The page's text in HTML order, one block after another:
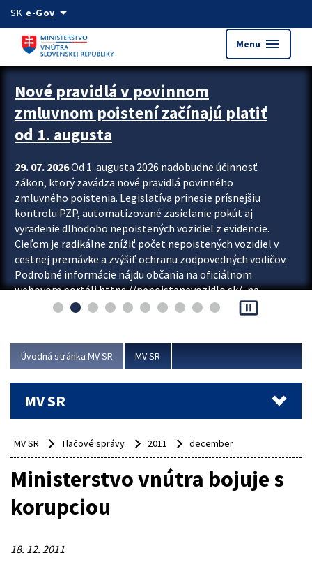
Preskocit na hlavný obsah
SK e-Govarrow_drop_down
Menu menu
Zastavit automatický posun upútavok
Nové pravidlá v povinnom
zmluvnom poistení začínajú platiť
od 1. augusta
29. 07. 2026Od 1. augusta 2026 nadobudne účinnosť
zákon, ktorý zavádza nové pravidlá povinného
zmluvného poistenia. Legislatíva prinesie prísnejšiu
kontrolu PZP, automatizované zasielanie pokút aj
vyradenie dlhodobo nepoistených vozidiel z evidencie.
Cieľom je radikálne znížiť počet nepoistených vozidiel v
cestnej premávke a zvýšiť ochranu zodpovedných vodičov.
Podrobné informácie nájdu občania na oficiálnom
webovom portáli https://nepoistenevozidlo.sk/, na
ktorom od augusta pribudne aj možnosť overiť si...
pause_presentation
Úvodná stránka MV SR MV SR
MV SR
MV SR Tlačové správy 2011 december
Ministerstvo vnútra bojuje s
korupciou
18. 12. 2011